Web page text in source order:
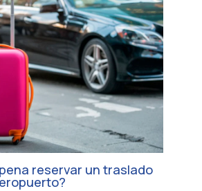
reservar un traslado